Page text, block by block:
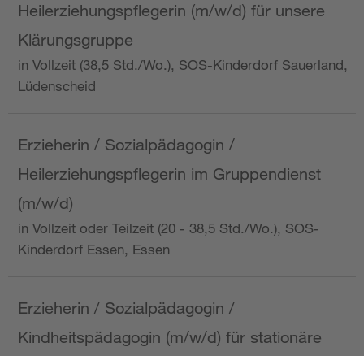
Heilerziehungspflegerin (m/w/d) für unsere
Klärungsgruppe
in Vollzeit (38,5 Std./Wo.), SOS-Kinderdorf Sauerland,
Lüdenscheid
Erzieherin / Sozialpädagogin /
Heilerziehungspflegerin im Gruppendienst
(m/w/d)
in Vollzeit oder Teilzeit (20 - 38,5 Std./Wo.), SOS-
Kinderdorf Essen, Essen
Erzieherin / Sozialpädagogin /
Kindheitspädagogin (m/w/d) für stationäre